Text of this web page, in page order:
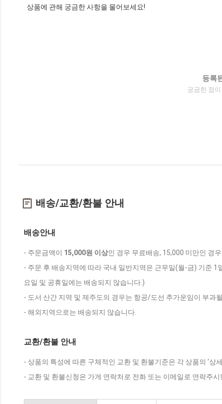
상품에 관해 궁금한 사항을 물어보세요!
등록
궁금한 점
배송/교환/환불 안내
배송안내
- 주문금액이 15,000원 이상인 경우 무료배송, 15,000 미만인 경
- 주문 후 배송지역에 따라 국내 일반지역은 근무일(월-금) 기준
요일 및 공휴일에는 배송되지 않습니다.)
- 도서 산간 지역 및 제주도의 경우는 항공/도선 추가운임이 부과
- 해외지역으로는 배송되지 않습니다.
교환/환불 안내
- 상품의 특성에 따른 구체적인 교환 및 환불기준은 각 상품의 '상
- 교환 및 환불신청은 가게 연락처로 전화 또는 이메일로 연락주